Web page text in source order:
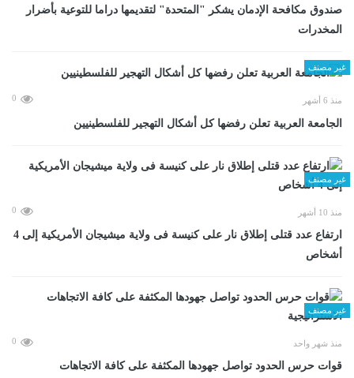
صندوق مكافحة الإدمان يشكر "المتحدة" لتقديمها دراما للتوعية بأضرار
المخدرات
غير مصنف
منذ 6 أشهر 0
الجامعة العربية تعلن رفضها كل أشكال التهجير للفلسطينيين
غير مصنف
منذ 10 أشهر 0
ارتفاع عدد قتلى إطلاق نار على كنيسة فى ولاية ميشيجان الأمريكية إلى 4
أشخاص
غير مصنف
منذ شهر واحد 0
قوات حرس الحدود تواصل جهودها المكثفة على كافة الاتجاهات